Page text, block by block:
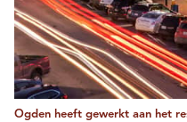
Ogden heeft gewerkt aan het